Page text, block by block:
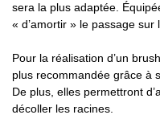
sera la plus adaptée.
« d’amortir » le passage sur
Pour la réalisation d’un
plus recommandée grâce à
De plus, elles permettront
décoller les racines.